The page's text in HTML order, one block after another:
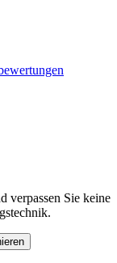
verpassen Sie keine